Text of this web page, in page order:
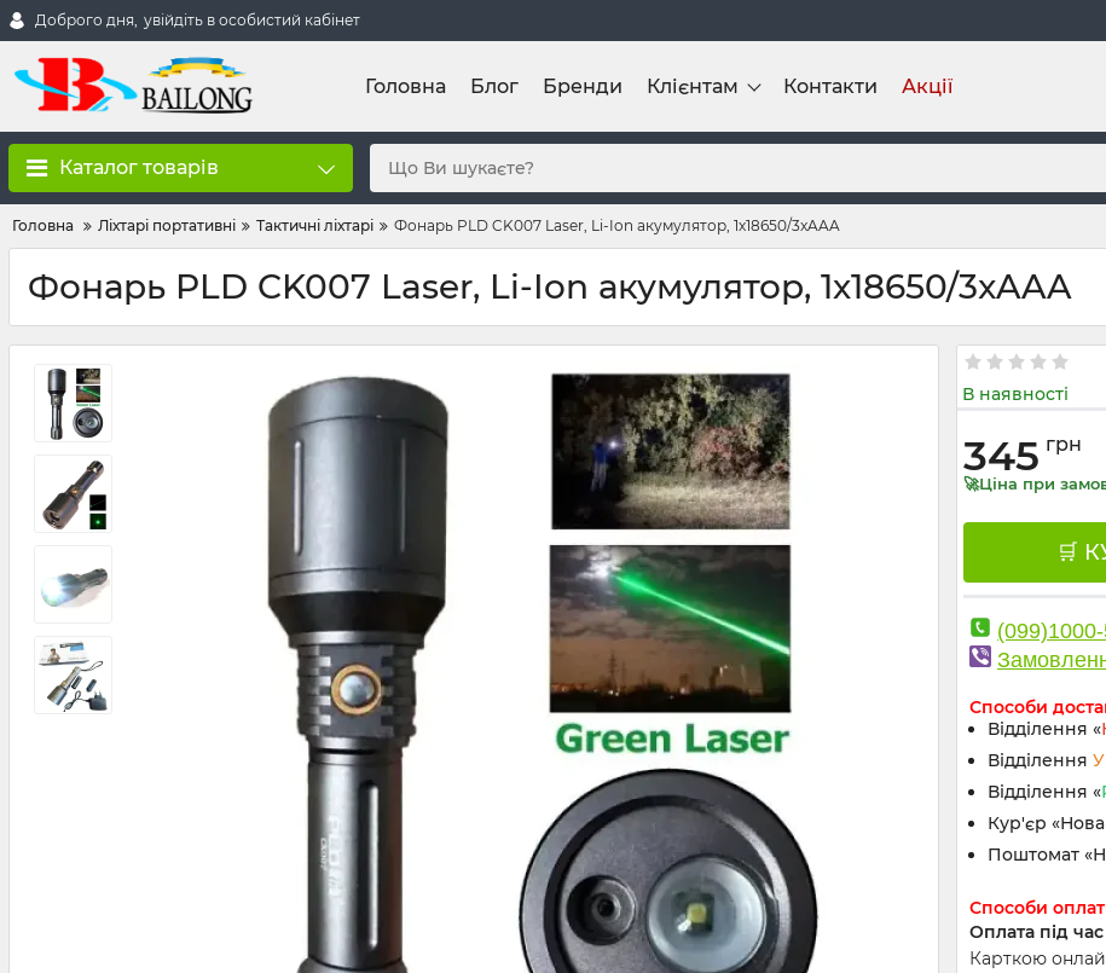
Доброго дня, увійдіть в особистий кабінет
Головна Блог Бренди Клієнтам Контакти Акції
Каталог товарів
Головна Ліхтарі портативні Тактичні ліхтарі Фонарь PLD CK007 Laser, Li-Ion акумулятор, 1х18650/3xAAA
Фонарь PLD CK007 Laser, Li-Ion акумулятор, 1х18650/3xAAA
В наявності
345 грн
🚀Ціна при
Способи
Відділення «
Відділення
Відділення «
Кур'єр
Поштомат
Способи
Оплата під
Карткою